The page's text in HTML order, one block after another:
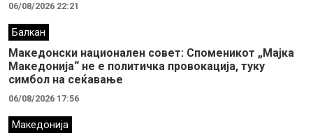
06/08/2026 22:21
Балкан
Македонски национален совет: Споменикот „Мајка
Македонија“ не е политичка провокација, туку
симбол на сеќавање
06/08/2026 17:56
Македонија